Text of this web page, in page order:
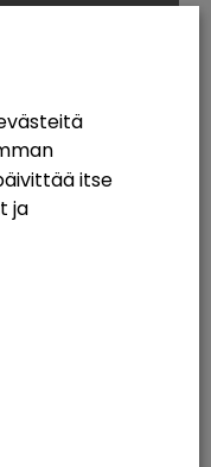
Digikuu
itse
ja